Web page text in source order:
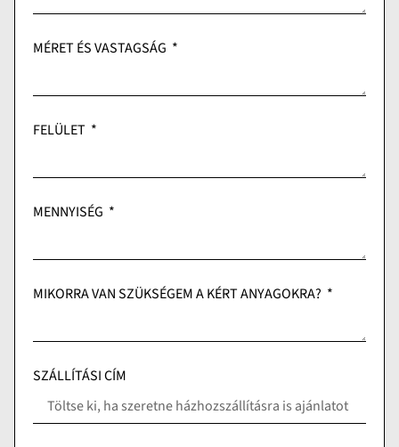
MÉRET ÉS VASTAGSÁG
FELÜLET
MENNYISÉG
MIKORRA VAN SZÜKSÉGEM A KÉRT ANYAGOKRA?
SZÁLLÍTÁSI CÍM